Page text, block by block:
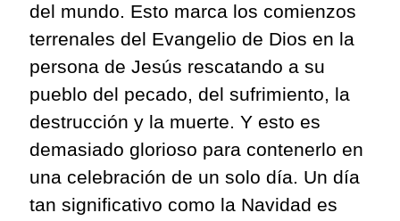
del mundo. Esto marca los comienzos
terrenales del Evangelio de Dios en la
persona de Jesús rescatando a su
pueblo del pecado, del sufrimiento, la
destrucción y la muerte. Y esto es
demasiado glorioso para contenerlo en
una celebración de un solo día. Un día
tan significativo como la Navidad es